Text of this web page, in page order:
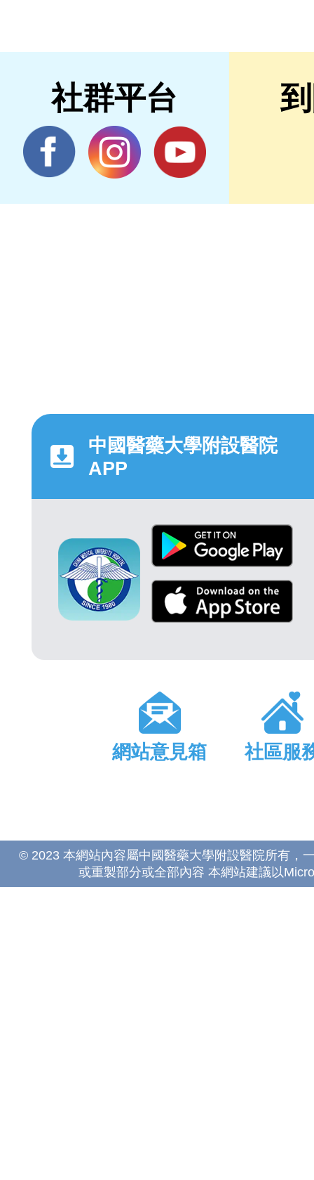
社群平台
中國醫藥大學附設醫院
APP
網站意見箱 社區服
© 2023 本網站內容屬中國醫藥大學附設醫院所有，
或重製部分或全部內容 本網站建議以